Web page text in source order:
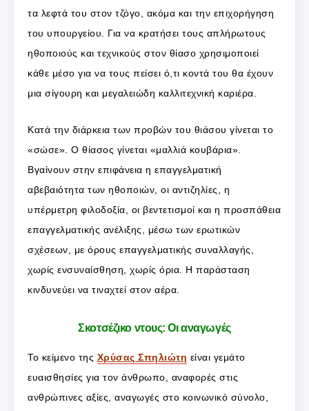
τα λεφτά του στον τζόγο, ακόμα και την επιχορήγηση
του υπουργείου. Για να κρατήσει τους απλήρωτους
ηθοποιούς και τεχνικούς στον θίασο χρησιμοποιεί
κάθε μέσο για να τους πείσει ό,τι κοντά του θα έχουν
μια σίγουρη και μεγαλειώδη καλλιτεχνική καριέρα.
Κατά την διάρκεια των προβών του θιάσου γίνεται το
«σώσε». Ο θίασος γίνεται «μαλλιά κουβάρια».
Βγαίνουν στην επιφάνεια η επαγγελματική
αβεβαιότητα των ηθοποιών, οι αντιζηλίες, η
υπέρμετρη φιλοδοξία, οι βεντετισμοί και η προσπάθεια
επαγγελματικής ανέλιξης, μέσω των ερωτικών
σχέσεων, με όρους επαγγελματικής συναλλαγής,
χωρίς ενσυναίσθηση, χωρίς όρια. Η παράσταση
κινδυνεύει να τιναχτεί στον αέρα.
Σκοτσέζικο ντους: Οι αναγωγές
Το κείμενο της Χρύσας Σπηλιώτη είναι γεμάτο
ευαισθησίες για τον άνθρωπο, αναφορές στις
ανθρώπινες αξίες, αναγωγές στο κοινωνικό σύνολο,